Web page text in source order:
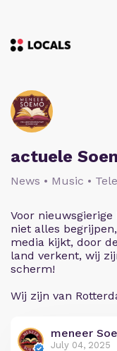
actuele
News • Music •
Voor
niet alles
media kijkt, door
land verkent, wij
scherm!
Wij zijn van
meneer
July 04, 2025